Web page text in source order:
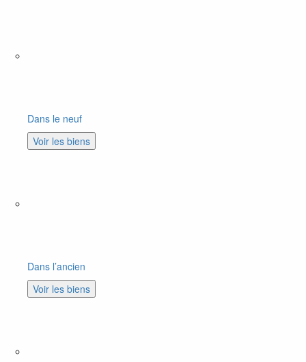
Dans le neuf
Voir les biens
Dans l’ancien
Voir les biens